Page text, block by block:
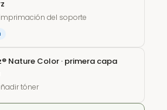
imprimación del soporte
Nature Color · primera capa
tóner